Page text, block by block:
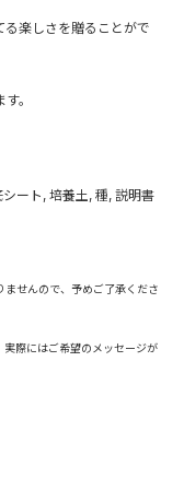
楽しさを贈ることがで
。
ート, 培養土, 種, 説明書
せんので、予めご了承くださ
際にはご希望のメッセージが